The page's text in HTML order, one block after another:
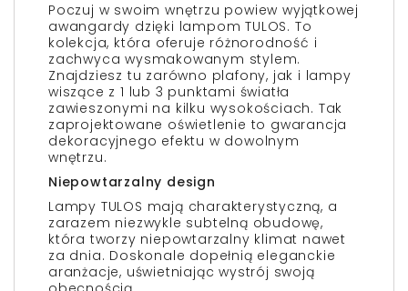
Poczuj w swoim wnętrzu powiew wyjątkowej
awangardy dzięki lampom TULOS. To
kolekcja, która oferuje różnorodność i
zachwyca wysmakowanym stylem.
Znajdziesz tu zarówno plafony, jak i lampy
wiszące z 1 lub 3 punktami światła
zawieszonymi na kilku wysokościach. Tak
zaprojektowane oświetlenie to gwarancja
dekoracyjnego efektu w dowolnym
wnętrzu.
Niepowtarzalny design
Lampy TULOS mają charakterystyczną, a
zarazem niezwykle subtelną obudowę,
która tworzy niepowtarzalny klimat nawet
za dnia. Doskonale dopełnią eleganckie
aranżacje, uświetniając wystrój swoją